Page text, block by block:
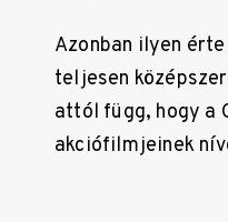
Azonban ilyen
teljesen
attól függ, hogy a
akciófilmjeinek